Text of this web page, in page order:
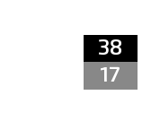
38
17